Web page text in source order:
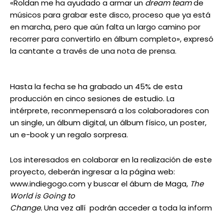
«Roldan me ha ayudado a armar un dream teamde
músicos para grabar este disco, proceso que ya está
en marcha, pero que aún falta un largo camino por
recorrer para convertirlo en álbum completo», expresó
la cantante a través de una nota de prensa.
Hasta la fecha se ha grabado un 45% de esta
producción en cinco sesiones de estudio. La
intérprete, reconmepensará a los colaboradores con
un single, un álbum digital, un álbum físico, un poster,
un e-book y un regalo sorpresa.
Los interesados en colaborar en la realización de este
proyecto, deberán ingresar a la página web:
www.indiegogo.com y buscar el ábum de Maga, The
World is Going to
Change.Una vez allí podrán acceder a toda la inform